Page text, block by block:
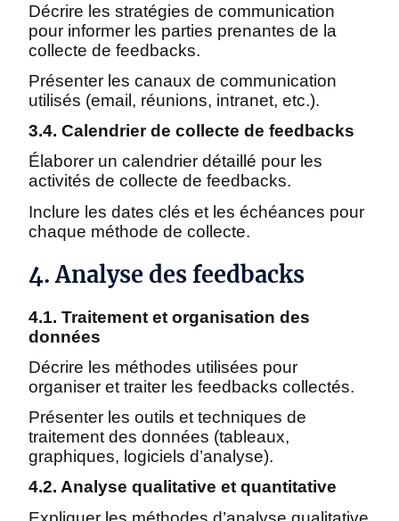
Décrire les stratégies de communication
pour informer les parties prenantes de la
collecte de feedbacks.
Présenter les canaux de communication
utilisés (email, réunions, intranet, etc.).
3.4. Calendrier de collecte de feedbacks
Élaborer un calendrier détaillé pour les
activités de collecte de feedbacks.
Inclure les dates clés et les échéances pour
chaque méthode de collecte.
4. Analyse des feedbacks
4.1. Traitement et organisation des
données
Décrire les méthodes utilisées pour
organiser et traiter les feedbacks collectés.
Présenter les outils et techniques de
traitement des données (tableaux,
graphiques, logiciels d’analyse).
4.2. Analyse qualitative et quantitative